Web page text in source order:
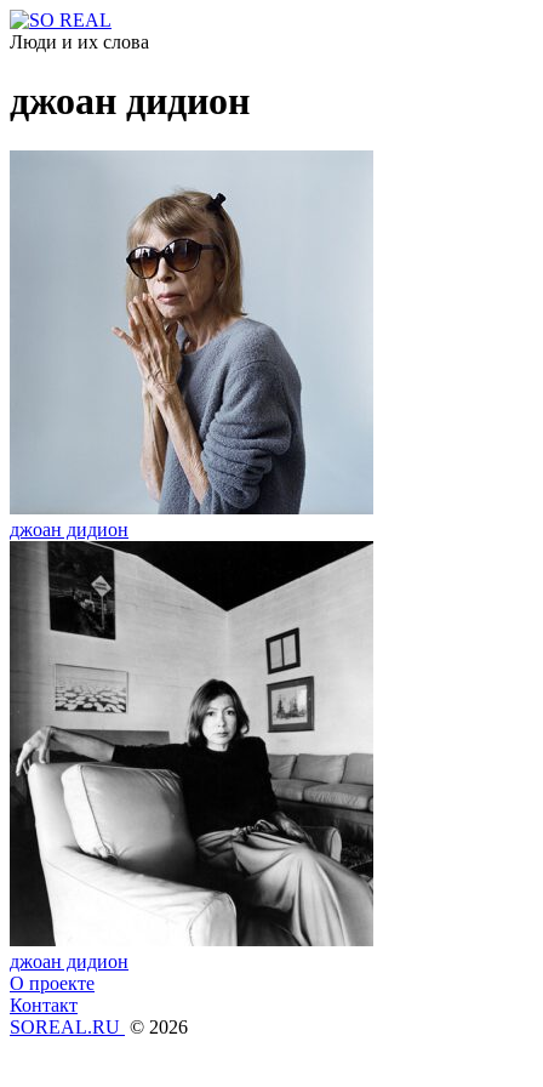
Люди и их слова
джоан дидион
джоан дидион
джоан дидион
О проекте
Контакт
SOREAL.RU © 2026